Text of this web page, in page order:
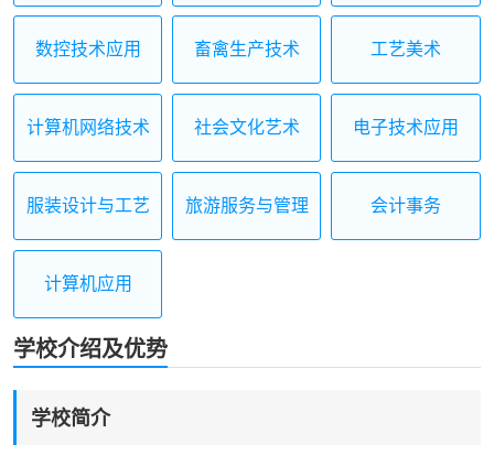
数控技术应用 畜禽生产技术 工艺美术
计算机网络技术 社会文化艺术 电子技术应用
服装设计与工艺 旅游服务与管理 会计事务
计算机应用
学校介绍及优势
学校简介